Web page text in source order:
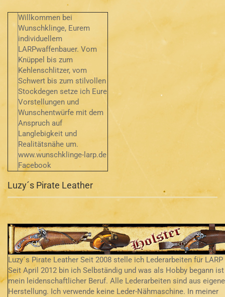
Willkommen bei
Wunschklinge, Eurem
individuellem
LARPwaffenbauer. Vom
Knüppel bis zum
Kehlenschlitzer, vom
Schwert bis zum stilvollen
Stockdegen setze ich Eure
Vorstellungen und
Wunschentwürfe mit dem
Anspruch auf
Langlebigkeit und
Realitätsnähe um.
www.wunschklinge-larp.de
Facebook
Luzy´s Pirate Leather
Luzy´s Pirate Leather Seit 2008 stelle ich Lederarbeiten für LARP
Seit April 2012 bin ich Selbständig und was als Hobby begann
mein leidenschaftlicher Beruf. Alle Lederarbeiten sind aus
Herstellung. Ich verwende keine Leder-Nähmaschine. In meiner